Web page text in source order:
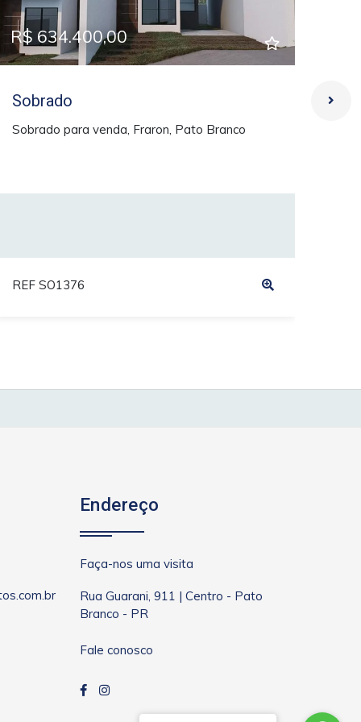
R$ 634.400,00
Sobrado
Sobrado para venda, Fraron, Pato Branco
REF SO1376
Endereço
Faça-nos uma visita
Rua Guarani, 911 | Centro - Pato
Branco - PR
Fale conosco